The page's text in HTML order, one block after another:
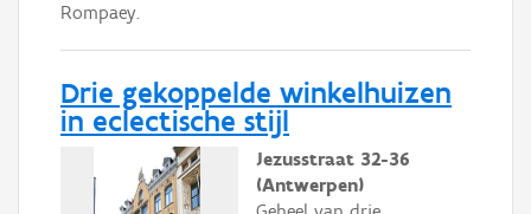
Rompaey.
Drie gekoppelde winkelhuizen
in eclectische stijl
Jezusstraat 32-36
(Antwerpen)